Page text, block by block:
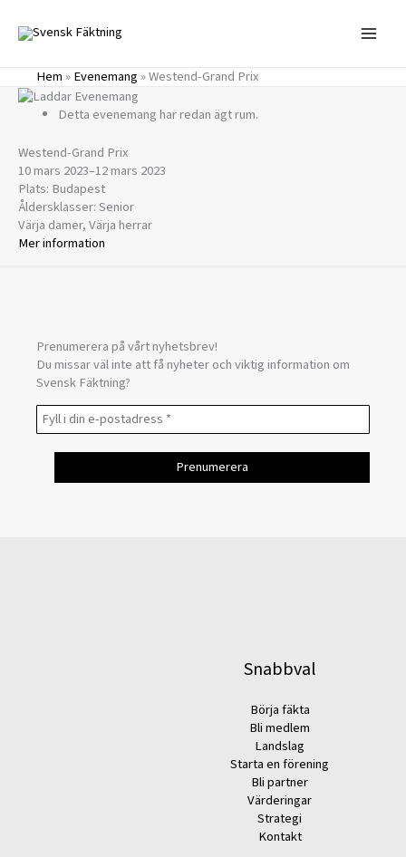
innehåll
Hem»Evenemang»Westend-Grand Prix
Detta evenemang har redan ägt rum.
Westend-Grand Prix
10 mars 2023–12 mars 2023
Plats: Budapest
Åldersklasser: Senior
Värja damer, Värja herrar
Mer information
Prenumerera på vårt nyhetsbrev!
Du missar väl inte att få nyheter och viktig information om
Svensk Fäktning?
Snabbval
Börja fäkta
Bli medlem
Landslag
Starta en förening
Bli partner
Värderingar
Strategi
Kontakt